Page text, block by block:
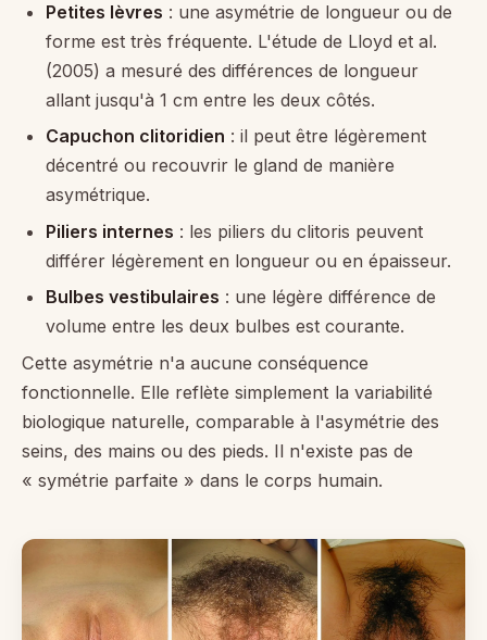
Petites lèvres : une asymétrie de longueur ou de
forme est très fréquente. L'étude de Lloyd et al.
(2005) a mesuré des différences de longueur
allant jusqu'à 1 cm entre les deux côtés.
Capuchon clitoridien : il peut être légèrement
décentré ou recouvrir le gland de manière
asymétrique.
Piliers internes : les piliers du clitoris peuvent
différer légèrement en longueur ou en épaisseur.
Bulbes vestibulaires : une légère différence de
volume entre les deux bulbes est courante.
Cette asymétrie n'a aucune conséquence
fonctionnelle. Elle reflète simplement la variabilité
biologique naturelle, comparable à l'asymétrie des
seins, des mains ou des pieds. Il n'existe pas de
« symétrie parfaite » dans le corps humain.